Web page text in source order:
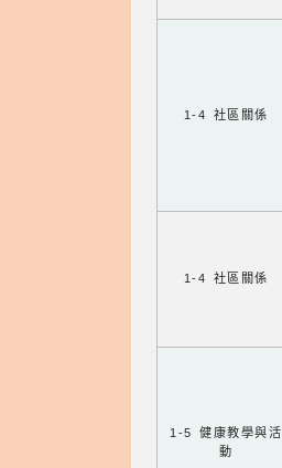
1-4 社區關係
1-4 社區關係
1-5 健康教學與活
動